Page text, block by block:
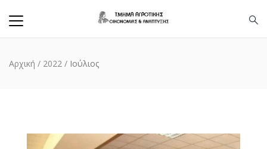
Αρχική / 2022 / Ιούλιος